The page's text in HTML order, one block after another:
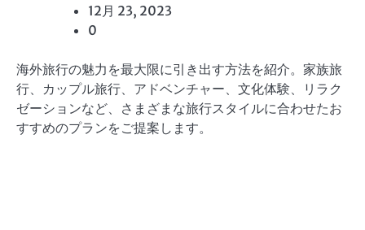
12月 23, 2023
0
海外旅行の魅力を最大限に引き出す方法を紹介。家族旅
行、カップル旅行、アドベンチャー、文化体験、リラク
ゼーションなど、さまざまな旅行スタイルに合わせたお
すすめのプランをご提案します。